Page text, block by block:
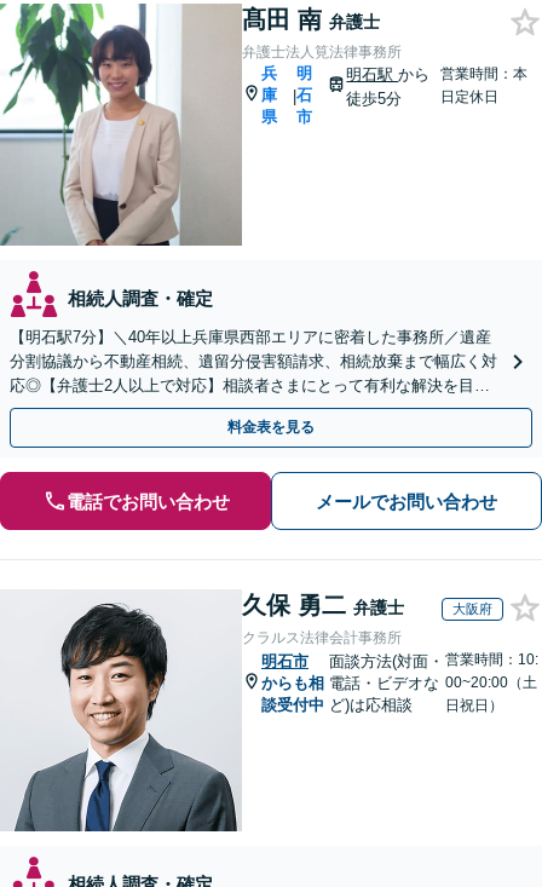
髙田 南 弁護士
弁護士法人筧法律事務所
兵
庫
県
|
明
石
市
明石駅から
徒歩5分
営業時間：本
日定休日
相続人調査・確定
【明石駅7分】＼40年以上兵庫県西部エリアに密着した事務所／遺産
分割協議から不動産相続、遺留分侵害額請求、相続放棄まで幅広く対
応◎【弁護士2人以上で対応】相談者さまにとって有利な解決を目指
します。「生前対策」もお気軽に【休日・夜間相談対応】
料金表を見る
電話でお問い合わせ メールでお問い合わせ
久保 勇二 弁護士 大阪府
クラルス法律会計事務所
明石市
からも相
談受付中
面談方法(対面・
電話・ビデオな
ど)は応相談
営業時間：10:
00~20:00（土
日祝日）